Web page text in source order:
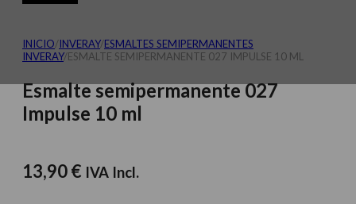
INICIO/INVERAY/ESMALTES SEMIPERMANENTES
INVERAY/ESMALTE SEMIPERMANENTE 027 IMPULSE 10 ML
Esmalte semipermanente 027
Impulse 10 ml
13,90€ IVA Incl.